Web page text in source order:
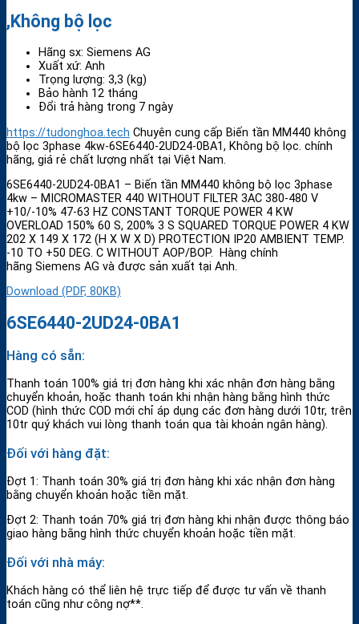
,Không bộ lọc
Hãng sx: Siemens AG
Xuất xứ: Anh
Trọng lượng: 3,3 (kg)
Bảo hành 12 tháng
Đổi trả hàng trong 7 ngày
https://tudonghoa.tech Chuyên cung cấp Biến tần MM440 không
bộ lọc 3phase 4kw-6SE6440-2UD24-0BA1, Không bộ lọc. chính
hãng, giá rẻ chất lượng nhất tại Việt Nam.
6SE6440-2UD24-0BA1 – Biến tần MM440 không bộ lọc 3phase
4kw – MICROMASTER 440 WITHOUT FILTER 3AC 380-480 V
+10/-10% 47-63 HZ CONSTANT TORQUE POWER 4 KW
OVERLOAD 150% 60 S, 200% 3 S SQUARED TORQUE POWER 4 KW
202 X 149 X 172 (H X W X D) PROTECTION IP20 AMBIENT TEMP.
-10 TO +50 DEG. C WITHOUT AOP/BOP. Hàng chính
hãng Siemens AG và được sản xuất tại Anh.
Download (PDF, 80KB)
6SE6440-2UD24-0BA1
Hàng có sẵn:
Thanh toán 100% giá trị đơn hàng khi xác nhận đơn hàng bằng
chuyển khoản, hoặc thanh toán khi nhận hàng bằng hình thức
COD (hình thức COD mới chỉ áp dụng các đơn hàng dưới 10tr, trên
10tr quý khách vui lòng thanh toán qua tài khoản ngân hàng).
Đối với hàng đặt:
Đợt 1: Thanh toán 30% giá trị đơn hàng khi xác nhận đơn hàng
bằng chuyển khoản hoặc tiền mặt.
Đợt 2: Thanh toán 70% giá trị đơn hàng khi nhận được thông báo
giao hàng bằng hình thức chuyển khoản hoặc tiền mặt.
Đối với nhà máy:
Khách hàng có thể liên hệ trực tiếp để được tư vấn về thanh
toán cũng như công nợ**.